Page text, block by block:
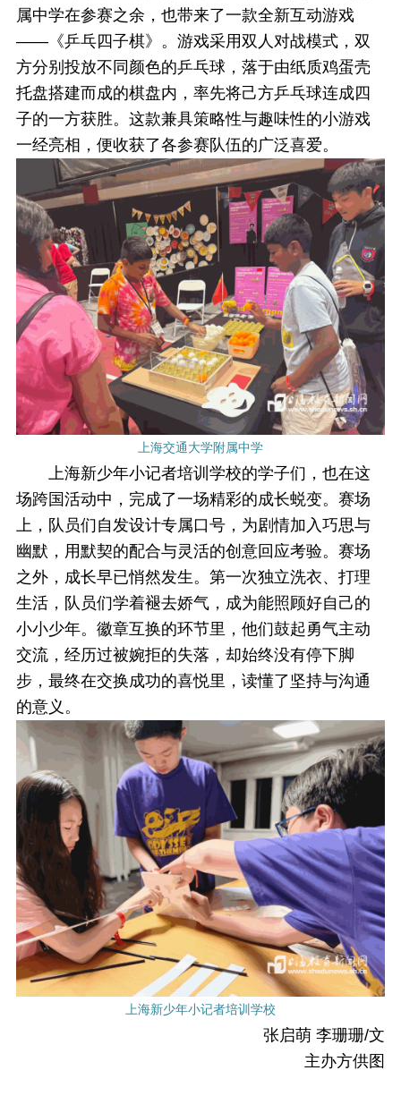
属中学在参赛之余，也带来了一款全新互动游戏
——《乒乓四子棋》。游戏采用双人对战模式，双
方分别投放不同颜色的乒乓球，落于由纸质鸡蛋壳
托盘搭建而成的棋盘内，率先将己方乒乓球连成四
子的一方获胜。这款兼具策略性与趣味性的小游戏
一经亮相，便收获了各参赛队伍的广泛喜爱。
上海交通大学附属中学
上海新少年小记者培训学校的学子们，也在这
场跨国活动中，完成了一场精彩的成长蜕变。赛场
上，队员们自发设计专属口号，为剧情加入巧思与
幽默，用默契的配合与灵活的创意回应考验。赛场
之外，成长早已悄然发生。第一次独立洗衣、打理
生活，队员们学着褪去娇气，成为能照顾好自己的
小小少年。徽章互换的环节里，他们鼓起勇气主动
交流，经历过被婉拒的失落，却始终没有停下脚
步，最终在交换成功的喜悦里，读懂了坚持与沟通
的意义。
上海新少年小记者培训学校
张启萌 李珊珊/文
主办方供图